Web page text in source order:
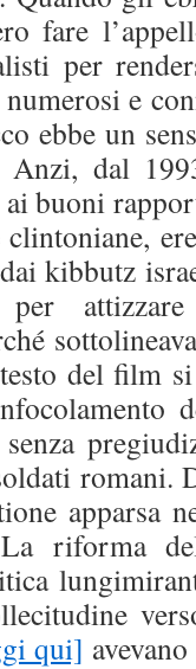
fare
per
e
ebbe un
Anzi, dal
buoni
kibbutz
del film
romani.
apparsa
riforma
qui]